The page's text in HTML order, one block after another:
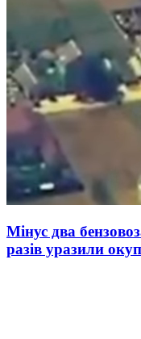
Мінус два
разів уразили